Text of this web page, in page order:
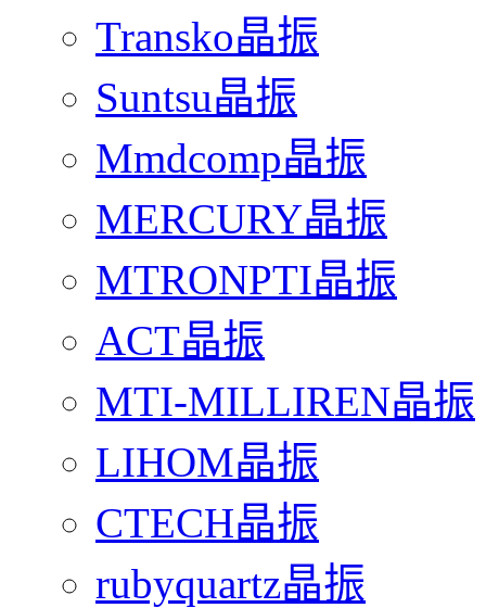
Transko晶振
Suntsu晶振
Mmdcomp晶振
MERCURY晶振
MTRONPTI晶振
ACT晶振
MTI-MILLIREN晶振
LIHOM晶振
CTECH晶振
rubyquartz晶振